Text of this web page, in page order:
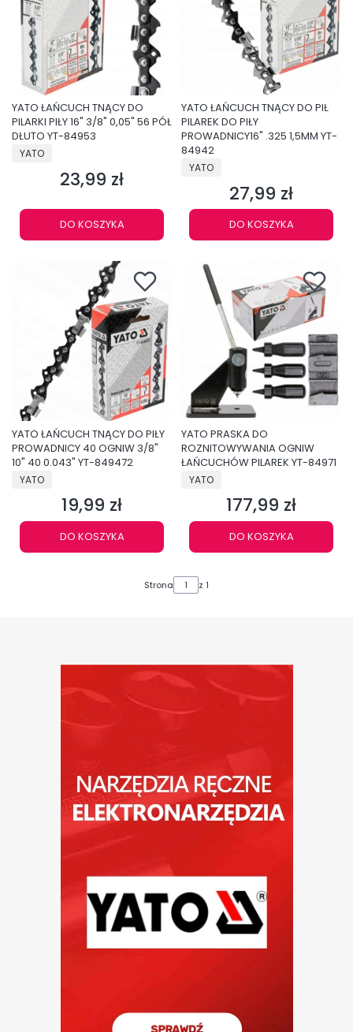
YATO ŁAŃCUCH TNĄCY DO
PILARKI PIŁY 16" 3/8" 0,05" 56 PÓŁ
DŁUTO YT-84953
PRODUCENT
YATO
Cena
23,99 zł
DO KOSZYKA
YATO ŁAŃCUCH TNĄCY DO PIŁ
PILAREK DO PIŁY
PROWADNICY16" .325 1,5MM YT-
84942
PRODUCENT
YATO
Cena
27,99 zł
DO KOSZYKA
YATO ŁAŃCUCH TNĄCY DO PIŁY
PROWADNICY 40 OGNIW 3/8"
10" 40 0.043" YT-849472
PRODUCENT
YATO
Cena
19,99 zł
DO KOSZYKA
YATO PRASKA DO
ROZNITOWYWANIA OGNIW
ŁAŃCUCHÓW PILAREK YT-84971
PRODUCENT
YATO
Cena
177,99 zł
DO KOSZYKA
Strona z 1